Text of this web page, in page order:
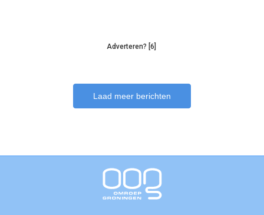
Adverteren? [6]
Laad meer berichten